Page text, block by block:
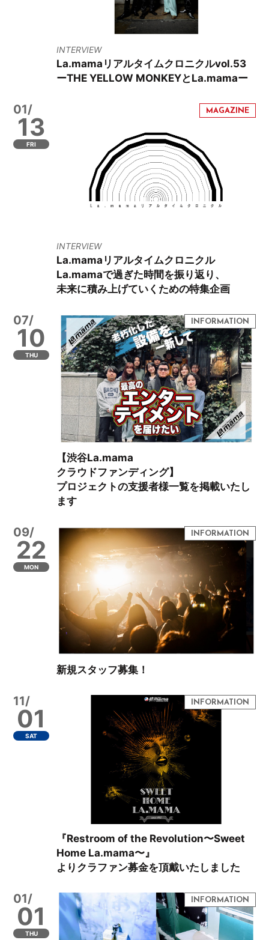
INTERVIEW
La.mamaリアルタイムクロニクルvol.53
ーTHE YELLOW MONKEYとLa.mamaー
01/
13
FRI
INTERVIEW
La.mamaリアルタイムクロニクル
La.mamaで過ぎた時間を振り返り、
未来に積み上げていくための特集企画
07/
10
THU
【渋谷La.mama
クラウドファンディング】
プロジェクトの支援者様一覧を掲載いたし
ます
09/
22
MON
新規スタッフ募集！
11/
01
SAT
『Restroom of the Revolution〜Sweet
Home La.mama〜』
よりクラファン募金を頂戴いたしました
01/
01
THU